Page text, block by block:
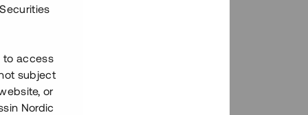
to access
subject
or
Nordic